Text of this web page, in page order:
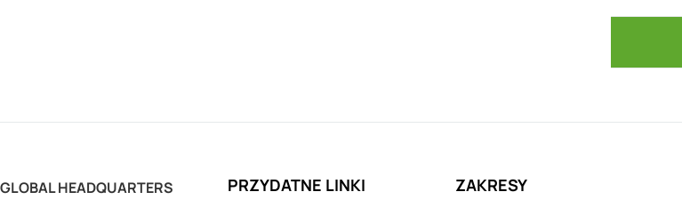
GLOBAL HEADQUARTERS
PRZYDATNE LINKI ZAKRESY